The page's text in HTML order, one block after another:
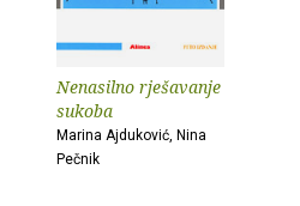
Nenasilno rješavanje
sukoba
Marina Ajduković, Nina
Pečnik